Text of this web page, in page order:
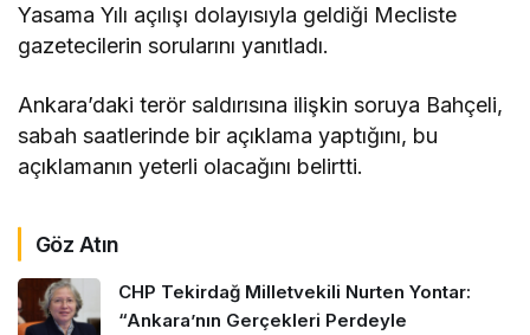
Yasama Yılı açılışı dolayısıyla geldiği Mecliste
gazetecilerin sorularını yanıtladı.
Ankara’daki terör saldırısına ilişkin soruya Bahçeli,
sabah saatlerinde bir açıklama yaptığını, bu
açıklamanın yeterli olacağını belirtti.
Göz Atın
CHP Tekirdağ Milletvekili Nurten Yontar:
“Ankara’nın Gerçekleri Perdeyle